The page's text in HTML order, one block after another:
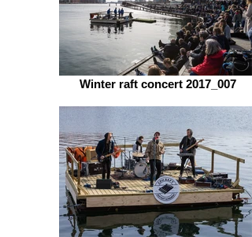
Winter raft concert 2017_007